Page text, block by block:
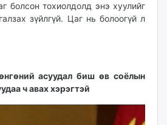
болсон тохиолдолд энэ хуулийг
зүйлгүй. Цаг нь болоогүй л
асуудал биш өв соёлын
ч авах хэрэгтэй